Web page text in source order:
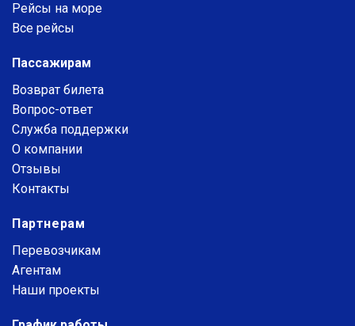
Рейсы на море
Все рейсы
Пассажирам
Возврат билета
Вопрос-ответ
Служба поддержки
О компании
Отзывы
Контакты
Партнерам
Перевозчикам
Агентам
Наши проекты